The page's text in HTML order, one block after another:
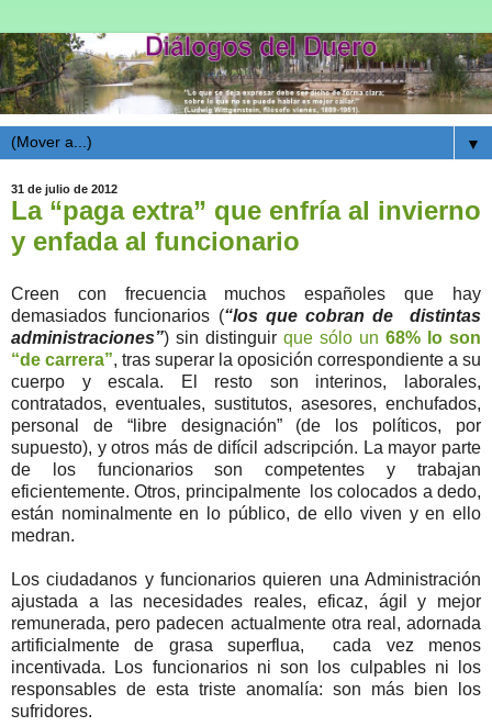
▼
31 de julio de 2012
La “paga extra” que enfría al invierno
y enfada al funcionario
Creen con frecuencia muchos españoles que hay
demasiados funcionarios (“los que cobran de distintas
administraciones”) sin distinguir que sólo un 68% lo son
“de carrera”, tras superar la oposición correspondiente a su
cuerpo y escala. El resto son interinos, laborales,
contratados, eventuales, sustitutos, asesores, enchufados,
personal de “libre designación” (de los políticos, por
supuesto), y otros más de difícil adscripción. La mayor parte
de los funcionarios son competentes y trabajan
eficientemente. Otros, principalmente los colocados a dedo,
están nominalmente en lo público, de ello viven y en ello
medran.
Los ciudadanos y funcionarios quieren una Administración
ajustada a las necesidades reales, eficaz, ágil y mejor
remunerada, pero padecen actualmente otra real, adornada
artificialmente de grasa superflua, cada vez menos
incentivada. Los funcionarios ni son los culpables ni los
responsables de esta triste anomalía: son más bien los
sufridores.